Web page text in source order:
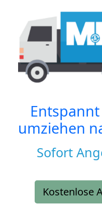
umziehen
Sofort
Kostenlose